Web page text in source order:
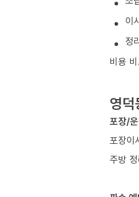
이
정
비용
영
포장/
포장이
주방